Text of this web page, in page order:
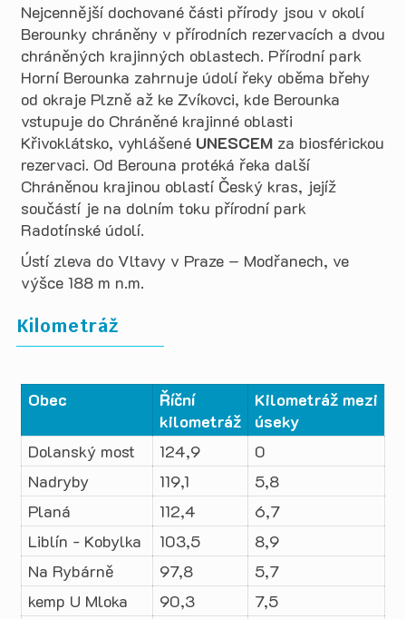
Nejcennější dochované části přírody jsou v okolí
Berounky chráněny v přírodních rezervacích a dvou
chráněných krajinných oblastech. Přírodní park
Horní Berounka zahrnuje údolí řeky oběma břehy
od okraje Plzně až ke Zvíkovci, kde Berounka
vstupuje do Chráněné krajinné oblasti
Křivoklátsko, vyhlášené UNESCEM za biosférickou
rezervaci. Od Berouna protéká řeka další
Chráněnou krajinou oblastí Český kras, jejíž
součástí je na dolním toku přírodní park
Radotínské údolí.
Ústí zleva do Vltavy v Praze – Modřanech, ve
výšce 188 m n.m.
Kilometráž
Obec
Říční
kilometráž
Kilometráž mezi
úseky
Dolanský most
124,9
0
Nadryby
119,1
5,8
Planá
112,4
6,7
Liblín - Kobylka
103,5
8,9
Na Rybárně
97,8
5,7
kemp U Mloka
90,3
7,5